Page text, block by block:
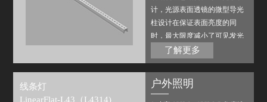
计，光源表面透镜的微型导光
柱设计在保证表面亮度的同
时，最大限度减小了可见发光
表面，增加了视觉舒适度。多
像 素设计，搭配公司内部配置
现多种场景变化。
了解更多
线条灯
LinearFlat-L43（L4314)
户外照明